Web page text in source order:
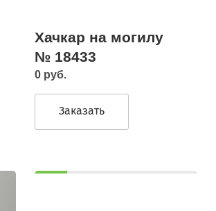
Хачкар на могилу
№ 18433
0 руб.
Заказать